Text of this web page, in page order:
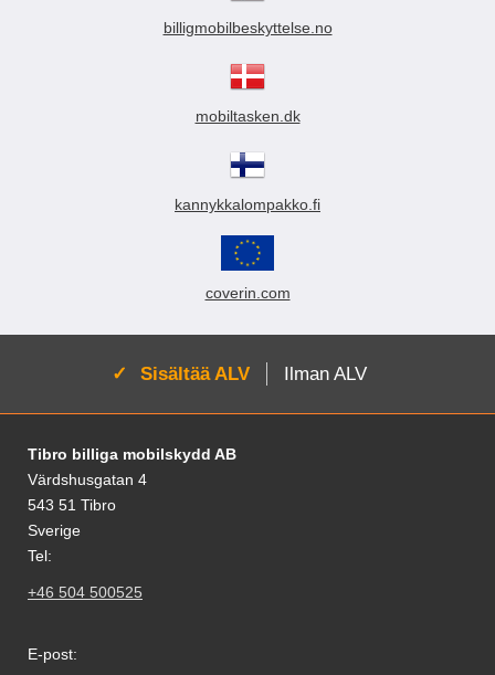
billigmobilbeskyttelse.no
mobiltasken.dk
kannykkalompakko.fi
coverin.com
Aktivoi:
Sisältää ALV Ilman ALV
Alatunnisteen sisältö Sekalaista tietoa ja
Tibro billiga mobilskydd AB
Värdshusgatan 4
543 51 Tibro
Sverige
Tel:
+46 504 500525
E-post: